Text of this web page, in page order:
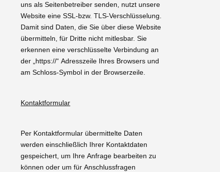
uns als Seitenbetreiber senden, nutzt unsere
Website eine SSL-bzw. TLS-Verschlüsselung.
Damit sind Daten, die Sie über diese Website
übermitteln, für Dritte nicht mitlesbar. Sie
erkennen eine verschlüsselte Verbindung an
der „https://“ Adresszeile Ihres Browsers und
am Schloss-Symbol in der Browserzeile.
Kontaktformular
Per Kontaktformular übermittelte Daten
werden einschließlich Ihrer Kontaktdaten
gespeichert, um Ihre Anfrage bearbeiten zu
können oder um für Anschlussfragen